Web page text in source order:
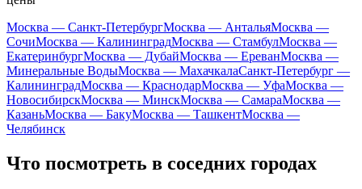
Москва — Санкт-ПетербургМосква — АнтальяМосква —
СочиМосква — КалининградМосква — СтамбулМосква —
ЕкатеринбургМосква — ДубайМосква — ЕреванМосква —
Минеральные ВодыМосква — МахачкалаСанкт-Петербург —
КалининградМосква — КраснодарМосква — УфаМосква —
НовосибирскМосква — МинскМосква — СамараМосква —
КазаньМосква — БакуМосква — ТашкентМосква —
Челябинск
Что посмотреть в соседних городах